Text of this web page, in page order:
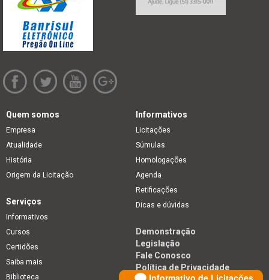
Informativo de Licitações
Quem somos
Empresa
Atualidade
História
Origem da Licitação
Informativos
Licitações
Súmulas
Homologações
Agenda
Retificações
Dicas e dúvidas
Serviços
Informativos
Cursos
Certidões
Saiba mais
Biblioteca
Demonstração
Legislação
Fale Conosco
Política de Privacidade